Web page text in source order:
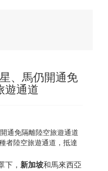
、馬仍開通免
遊通道
者陸空旅遊通道，抵達
下， 新加坡和馬來西亞